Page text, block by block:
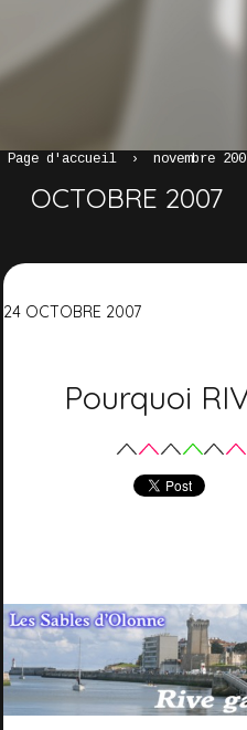
Page d'accueil novembre
OCTOBRE 2007
24 OCTOBRE 2007
Pourquoi